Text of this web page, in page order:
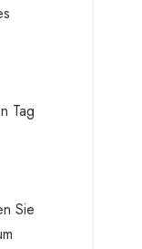
Tag
Sie